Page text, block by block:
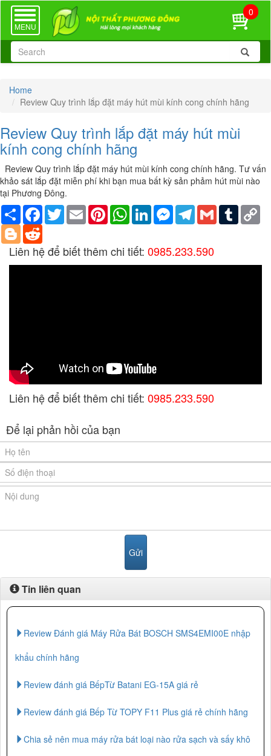
TOGGLE
NAVIGATION
MENU
0
Home
Review Quy trình lắp đặt máy hút mùi kính cong chính hãng
Review Quy trình lắp đặt máy hút mùi
kính cong chính hãng
Review Quy trình lắp đặt máy hút mùi kính cong chính hãng. Tư vấn
khảo sát lắp đặt miễn phí khi bạn mua bất kỳ sản phảm hút mùi nào
tại Phương Đông.
Share Facebook
TwitterEmail PinterestWhatsAppLinkedInMessengerTelegram
Gmail Tumblr
Blogger
Liên hệ để biết thêm chi tiết: 0985.233.590
Liên hệ để biết thêm chi tiết: 0985.233.590
Để lại phản hồi của bạn
Tin liên quan
Review Đánh giá Máy Rửa Bát BOSCH SMS4EMI00E nhập
khẩu chính hãng
Review đánh giá BếpTừ Batani EG-15A giá rẻ
Review đánh giá Bếp Từ TOPY F11 Plus giá rẻ chính hãng
Chia sẻ nên mua máy rửa bát loại nào rửa sạch và sấy khô